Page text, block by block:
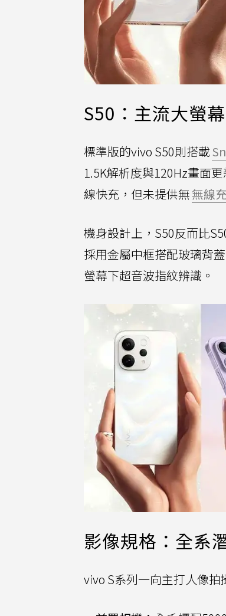
S50：主流大螢
標準版的vivo S50則搭載
1.5K解析度與120Hz畫面
線快充，但未提供無無線
機身設計上，S50反而比
採用金屬中框搭配玻璃背
螢幕下超音波指紋辨識。
影像規格：全系
vivo S系列一向主打人像拍